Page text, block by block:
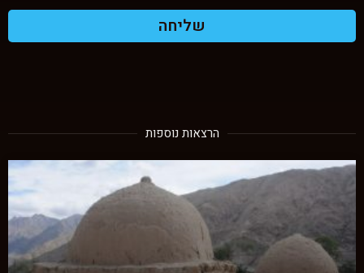
שליחה
הרצאות נוספות